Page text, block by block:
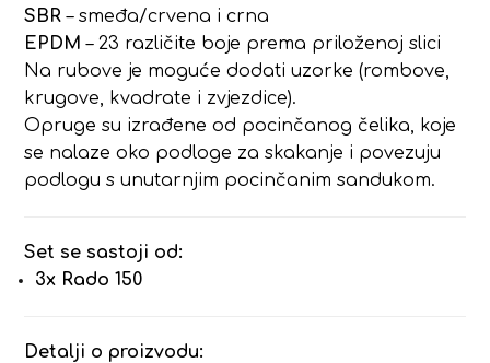
SBR – smeđa/crvena i crna
EPDM – 23 različite boje prema priloženoj slici
Na rubove je moguće dodati uzorke (rombove,
krugove, kvadrate i zvjezdice).
Opruge su izrađene od pocinčanog čelika, koje
se nalaze oko podloge za skakanje i povezuju
podlogu s unutarnjim pocinčanim sandukom.
Set se sastoji od:
3x Rado 150
Detalji o proizvodu: